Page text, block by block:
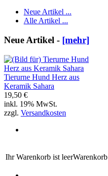
Neue Artikel ...
Alle Artikel ...
Neue Artikel - [mehr]
Tierurne Hund Herz aus
Keramik Sahara
19,50 €
inkl. 19% MwSt.
zzgl. Versandkosten
Ihr Warenkorb ist leerWarenkorb